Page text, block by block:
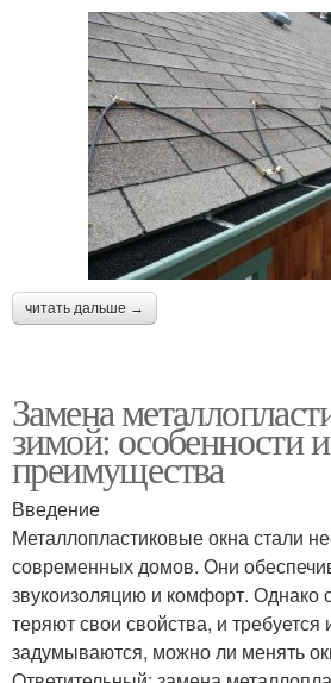
читать дальше →
Замена
зимой: особенности и
преимущества
Введение
Металлопластиковые окна стали
современных домов. Они
звукоизоляцию и комфорт. Однако
теряют свои свойства, и
задумываются, можно ли менять